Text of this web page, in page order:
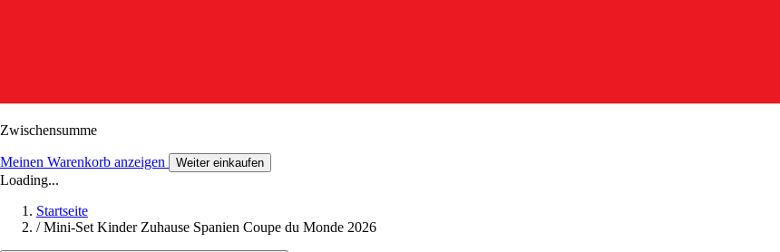
Zwischensumme
Meinen Warenkorb anzeigen Weiter einkaufen
Loading...
Startseite
/ Mini-Set Kinder Zuhause Spanien Coupe du Monde 2026